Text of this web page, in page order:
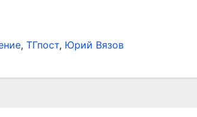
, ТГпост, Юрий Вязов